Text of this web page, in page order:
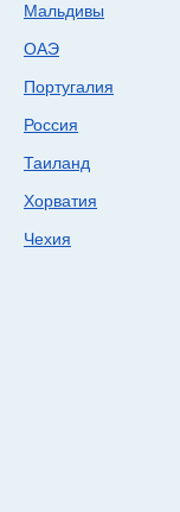
Мальдивы
ОАЭ
Португалия
Россия
Таиланд
Хорватия
Чехия